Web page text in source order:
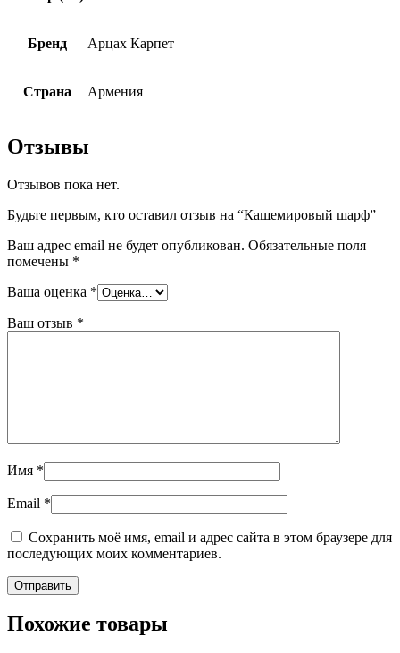
Бренд Арцах Карпет
Страна Армения
Отзывы
Отзывов пока нет.
Будьте первым, кто оставил отзыв на “Кашемировый шарф”
Ваш адрес email не будет опубликован. Обязательные поля
помечены *
Ваша оценка *
Ваш отзыв *
Имя *
Email *
Сохранить моё имя, email и адрес сайта в этом браузере для
последующих моих комментариев.
Похожие товары